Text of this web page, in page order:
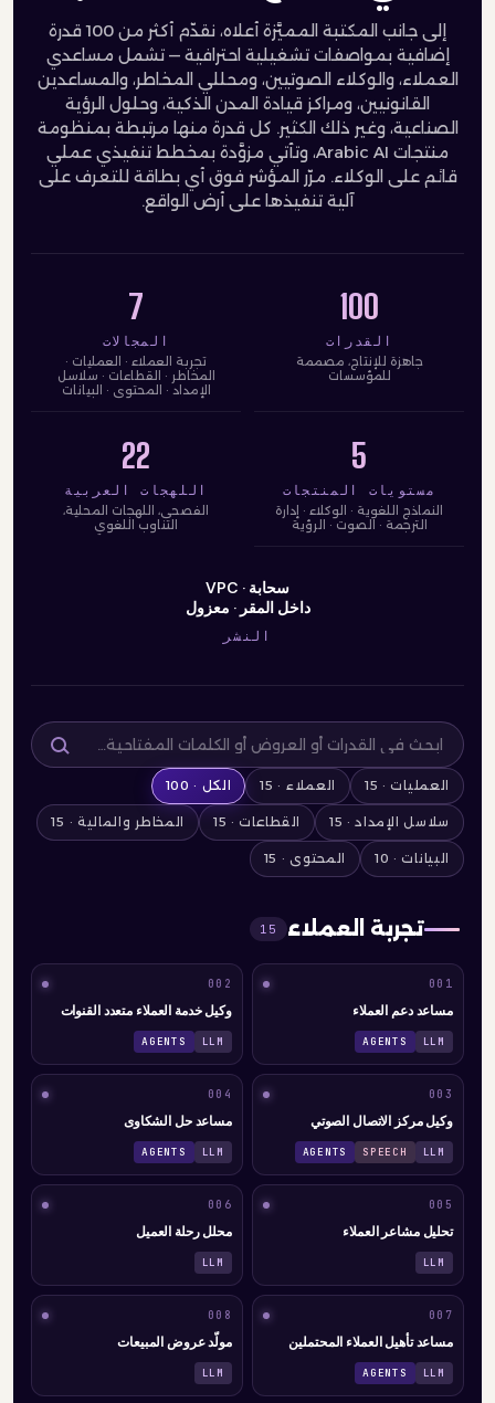
إلى جانب المكتبة المميَّزة أعلاه، نقدّم أكثر من 100 قدرة
إضافية بمواصفات تشغيلية احترافية — تشمل مساعدي
العملاء، والوكلاء الصوتيين، ومحللي المخاطر، والمساعدين
القانونيين، ومراكز قيادة المدن الذكية، وحلول الرؤية
الصناعية، وغير ذلك الكثير. كل قدرة منها مرتبطة بمنظومة
منتجات Arabic AI، وتأتي مزوَّدة بمخطط تنفيذي عملي
قائم على الوكلاء. مرّر المؤشر فوق أي بطاقة للتعرف على
آلية تنفيذها على أرض الواقع.
100
القدرات
جاهزة للإنتاج، مصممة
للمؤسسات
7
المجالات
تجربة العملاء · العمليات ·
المخاطر · القطاعات · سلاسل
الإمداد · المحتوى · البيانات
5
مستويات المنتجات
النماذج اللغوية · الوكلاء · إدارة
الترجمة · الصوت · الرؤية
22
اللهجات العربية
الفصحى، اللهجات المحلية،
التناوب اللغوي
سحابة · VPC
داخل المقر · معزول
النشر
الكل · 100 العملاء · 15 العمليات · 15
المخاطر والمالية · 15 القطاعات · 15 سلاسل الإمداد · 15
المحتوى · 15 البيانات · 10
تجربة العملاء 15
001
مساعد دعم العملاء
LLM
AGENTS
002
وكيل خدمة العملاء متعدد القنوات
LLM
AGENTS
003
وكيل مركز الاتصال الصوتي
LLM
SPEECH
AGENTS
004
مساعد حل الشكاوى
LLM
AGENTS
005
تحليل مشاعر العملاء
LLM
006
محلل رحلة العميل
LLM
007
مساعد تأهيل العملاء المحتملين
LLM
AGENTS
008
مولّد عروض المبيعات
LLM